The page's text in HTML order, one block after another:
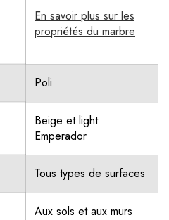
En savoir plus sur les
propriétés du marbre
Poli
Beige et light
Emperador
Tous types de surfaces
Aux sols et aux murs